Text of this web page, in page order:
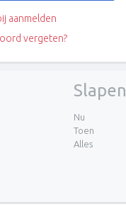
aanmelden
vergeten?
Slapen
Nu
Toen
Alles